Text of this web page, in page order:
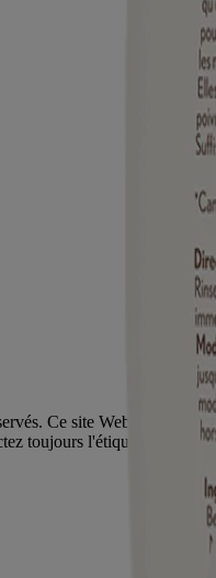
Ce site Web est
toujours l'étiquette.